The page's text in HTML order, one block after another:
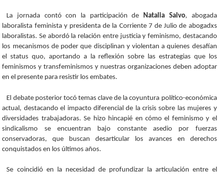
La jornada contó con la participación de Natalia Salvo, abogada
laboralista feminista y presidenta de la Corriente 7 de Julio de abogadxs
laboralistas. Se abordó la relación entre justicia y feminismo, destacando
los mecanismos de poder que disciplinan y violentan a quienes desafían
el status quo, aportando a la reflexión sobre las estrategias que los
feminismos y transfeminismos y nuestras organizaciones deben adoptar
en el presente para resistir los embates.
El debate posterior tocó temas clave de la coyuntura político-económica
actual, destacando el impacto diferencial de la crisis sobre las mujeres y
diversidades trabajadoras. Se hizo hincapié en cómo el feminismo y el
sindicalismo se encuentran bajo constante asedio por fuerzas
conservadoras, que buscan desarticular los avances en derechos
conquistados en los últimos años.
Se coincidió en la necesidad de profundizar la articulación entre el